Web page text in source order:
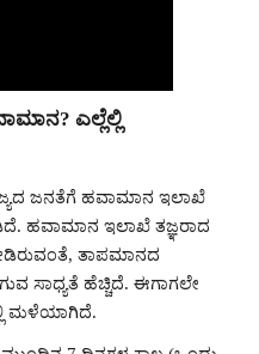
ಎಲ್ಲೆಲ್ಲಿ
ಜನತೆಗೆ ಹವಾಮಾನ ಇಲಾಖೆ
ಹವಾಮಾನ ಇಲಾಖೆ ತಜ್ಞರಾದ
ತಾಪಮಾನದ
ಸಾಧ್ಯತೆ ಹೆಚ್ಚಿದೆ. ಈಗಾಗಲೇ
ಮಳೆಯಾಗಿದೆ.